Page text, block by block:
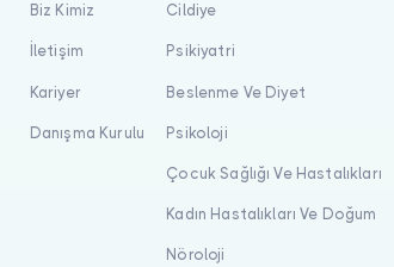
Biz Kimiz
İletişim
Kariyer
Danışma Kurulu
Cildiye
Psikiyatri
Beslenme Ve Diyet
Psikoloji
Çocuk Sağlığı Ve Hastalıkları
Kadın Hastalıkları Ve Doğum
Nöroloji